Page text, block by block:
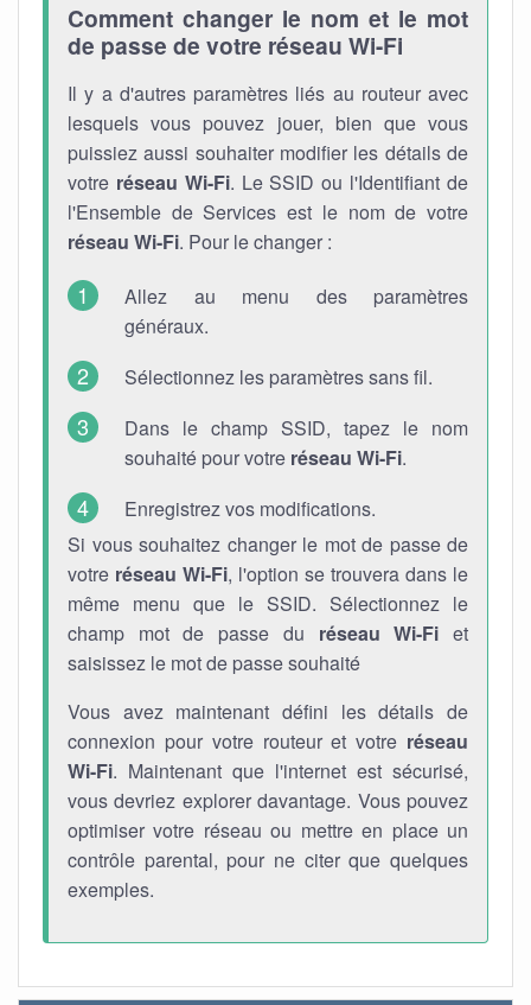
Comment changer le nom et le mot
de passe de votre réseau Wi-Fi
Il y a d'autres paramètres liés au routeur avec
lesquels vous pouvez jouer, bien que vous
puissiez aussi souhaiter modifier les détails de
votre réseau Wi-Fi. Le SSID ou l'Identifiant de
l'Ensemble de Services est le nom de votre
réseau Wi-Fi. Pour le changer :
Allez au menu des paramètres
généraux.
Sélectionnez les paramètres sans fil.
Dans le champ SSID, tapez le nom
souhaité pour votre réseau Wi-Fi.
Enregistrez vos modifications.
Si vous souhaitez changer le mot de passe de
votre réseau Wi-Fi, l'option se trouvera dans le
même menu que le SSID. Sélectionnez le
champ mot de passe du réseau Wi-Fi et
saisissez le mot de passe souhaité
Vous avez maintenant défini les détails de
connexion pour votre routeur et votre réseau
Wi-Fi. Maintenant que l'internet est sécurisé,
vous devriez explorer davantage. Vous pouvez
optimiser votre réseau ou mettre en place un
contrôle parental, pour ne citer que quelques
exemples.